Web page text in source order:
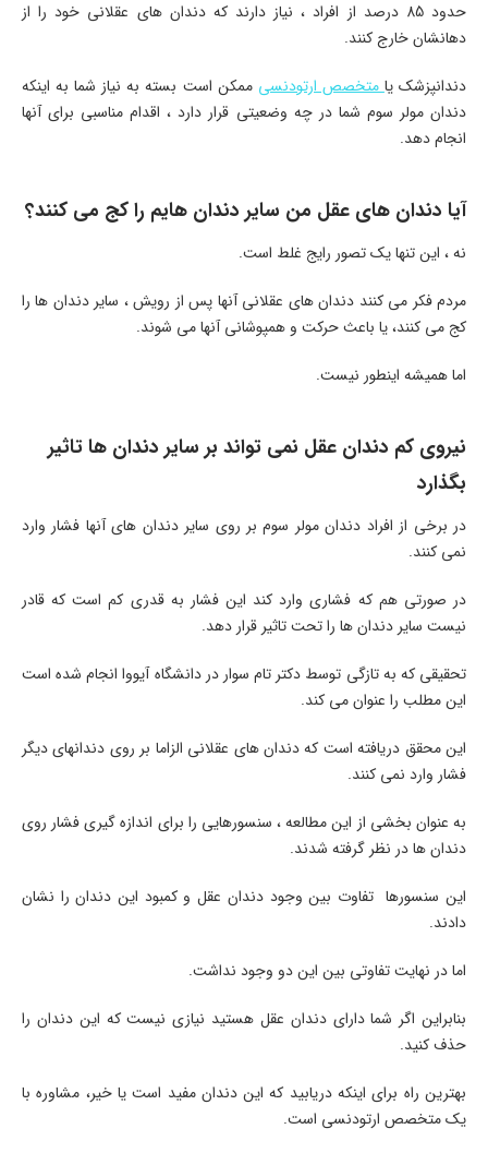
حدود 85 درصد از افراد ، نیاز دارند که دندان های عقلانی خود را از
دهانشان خارج کنند.
دندانپزشک یامتخصص ارتودنسی ممکن است بسته به نیاز شما به اینکه
دندان مولر سوم شما در چه وضعیتی قرار دارد ، اقدام مناسبی برای آنها
انجام دهد.
آیا دندان های عقل من سایر دندان هایم را کج می کنند؟
نه ، این تنها یک تصور رایج غلط است.
مردم فکر می کنند دندان های عقلانی آنها پس از رویش ، سایر دندان ها را
کج می کنند، یا باعث حرکت و همپوشانی آنها می شوند.
اما همیشه اینطور نیست.
نیروی کم دندان عقل نمی تواند بر سایر دندان ها تاثیر
بگذارد
در برخی از افراد دندان مولر سوم بر روی سایر دندان های آنها فشار وارد
نمی کنند.
در صورتی هم که فشاری وارد کند این فشار به قدری کم است که قادر
نیست سایر دندان ها را تحت تاثیر قرار دهد.
تحقیقی که به تازگی توسط دکتر تام سوار در دانشگاه آیووا انجام شده است
این مطلب را عنوان می کند.
این محقق دریافته است که دندان های عقلانی الزاما بر روی دندانهای دیگر
فشار وارد نمی کنند.
به عنوان بخشی از این مطالعه ، سنسورهایی را برای اندازه گیری فشار روی
دندان ها در نظر گرفته شدند.
این سنسورها تفاوت بین وجود دندان عقل و کمبود این دندان را نشان
دادند.
اما در نهایت تفاوتی بین این دو وجود نداشت.
بنابراین اگر شما دارای دندان عقل هستید نیازی نیست که این دندان را
حذف کنید.
بهترین راه برای اینکه دریابید که این دندان مفید است یا خیر، مشاوره با
یک متخصص ارتودنسی است.